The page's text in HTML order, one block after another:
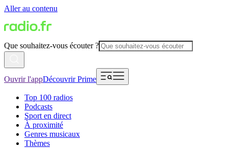
Aller au contenu
Que souhaitez-vous écouter ?
Ouvrir l'appDécouvrir Prime
Top 100 radios
Podcasts
Sport en direct
À proximité
Genres musicaux
Thèmes